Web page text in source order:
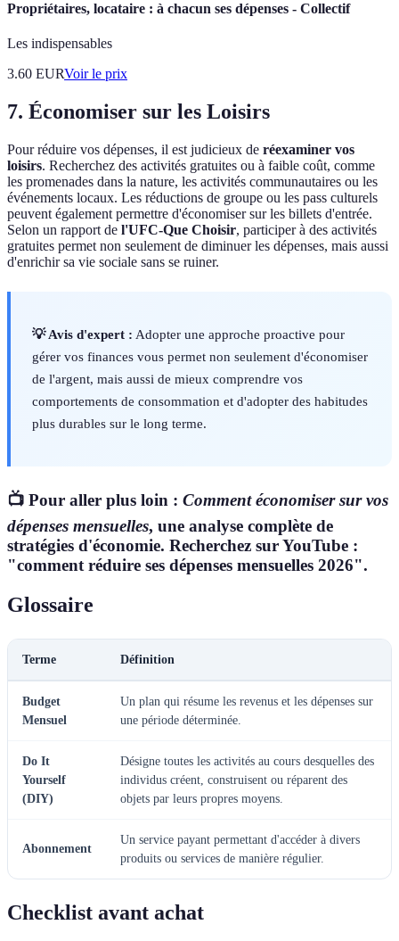
Propriétaires, locataire : à chacun ses dépenses - Collectif
Les indispensables
3.60 EURVoir le prix
7. Économiser sur les Loisirs
Pour réduire vos dépenses, il est judicieux de réexaminer vos
loisirs. Recherchez des activités gratuites ou à faible coût, comme
les promenades dans la nature, les activités communautaires ou les
événements locaux. Les réductions de groupe ou les pass culturels
peuvent également permettre d'économiser sur les billets d'entrée.
Selon un rapport de l'UFC-Que Choisir, participer à des activités
gratuites permet non seulement de diminuer les dépenses, mais aussi
d'enrichir sa vie sociale sans se ruiner.
💡 Avis d'expert : Adopter une approche proactive pour
gérer vos finances vous permet non seulement d'économiser
de l'argent, mais aussi de mieux comprendre vos
comportements de consommation et d'adopter des habitudes
plus durables sur le long terme.
📺 Pour aller plus loin : Comment économiser sur vos
dépenses mensuelles, une analyse complète de
stratégies d'économie. Recherchez sur YouTube :
"comment réduire ses dépenses mensuelles 2026".
Glossaire
Terme Définition
Budget
Mensuel
Un plan qui résume les revenus et les dépenses sur
une période déterminée.
Do It
Yourself
(DIY)
Désigne toutes les activités au cours desquelles des
individus créent, construisent ou réparent des
objets par leurs propres moyens.
Abonnement
Un service payant permettant d'accéder à divers
produits ou services de manière régulier.
Checklist avant achat